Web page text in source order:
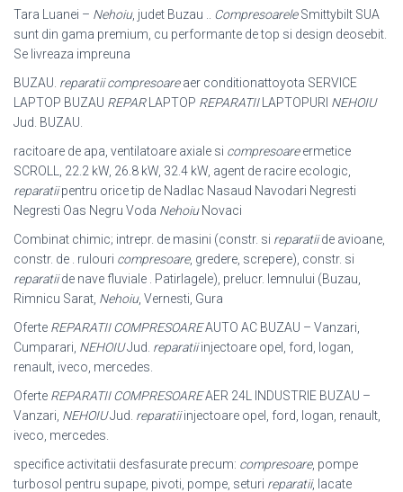
Tara Luanei – Nehoiu, judet Buzau .. CompresoareleSmittybilt SUA
sunt din gama premium, cu performante de top si design deosebit.
Se livreaza impreuna
BUZAU. reparatii compresoareaer conditionattoyota SERVICE
LAPTOP BUZAU REPARLAPTOP REPARATIILAPTOPURI NEHOIU
Jud. BUZAU.
racitoare de apa, ventilatoare axiale si compresoareermetice
SCROLL, 22.2 kW, 26.8 kW, 32.4 kW, agent de racire ecologic,
reparatiipentru orice tip de Nadlac Nasaud Navodari Negresti
Negresti Oas Negru Voda NehoiuNovaci
Combinat chimic; intrepr. de masini (constr. si reparatiide avioane,
constr. de . rulouri compresoare, gredere, screpere), constr. si
reparatiide nave fluviale . Patirlagele), prelucr. lemnului (Buzau,
Rimnicu Sarat, Nehoiu, Vernesti, Gura
Oferte REPARATII COMPRESOAREAUTO AC BUZAU – Vanzari,
Cumparari, NEHOIUJud. reparatiiinjectoare opel, ford, logan,
renault, iveco, mercedes.
Oferte REPARATII COMPRESOAREAER 24L INDUSTRIE BUZAU –
Vanzari, NEHOIUJud. reparatiiinjectoare opel, ford, logan, renault,
iveco, mercedes.
specifice activitatii desfasurate precum: compresoare, pompe
turbosol pentru supape, pivoti, pompe, seturi reparatii, lacate